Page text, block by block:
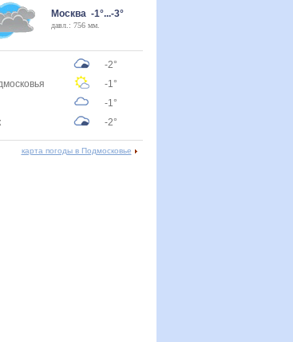
Москва -1°...-3°
давл.: 756 мм.
-2°
-1°
-1°
-2°
карта погоды в Подмосковье